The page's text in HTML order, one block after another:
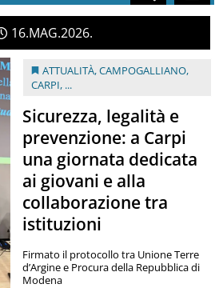
16 MAG 2026
ATTUALITÀ,CAMPOGALLIANO,
CARPI, ...
Sicurezza, legalità e
prevenzione: a Carpi
una giornata dedicata
ai giovani e alla
collaborazione tra
istituzioni
Firmato il protocollo tra Unione Terre
d’Argine e Procura della Repubblica di
Modena